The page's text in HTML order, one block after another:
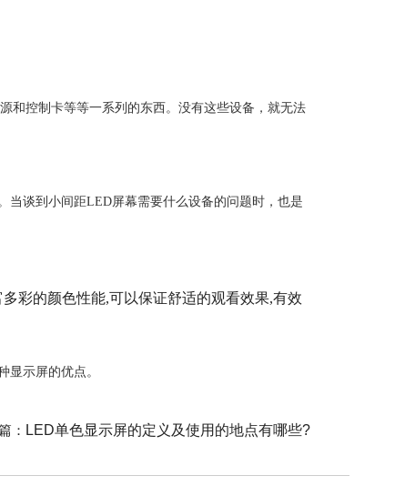
和控制卡等等一系列的东西。没有这些设备，就无法
当谈到小间距LED屏幕需要什么设备的问题时，也是
彩的颜色性能,可以保证舒适的观看效果,有效
显示屏的优点。
： LED单色显示屏的定义及使用的地点有哪些?